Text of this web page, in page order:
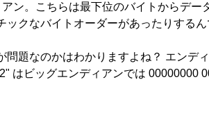
ン。こちらは最下位のバイトからデー
ックなバイトオーダーがあったりする
問題なのかはわかりますよね？ エンデ
はビッグエンディアンでは 00000000